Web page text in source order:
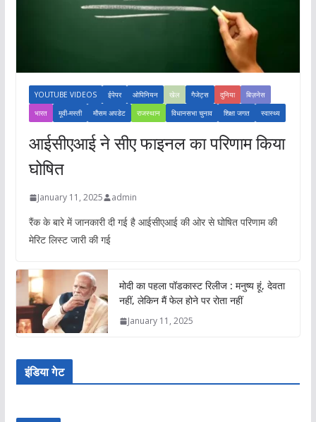
YOUTUBE VIDEOS ईपेपर ओपिनियन खेल गैजेट्स दुनिया
बिज़नेस
भारत
मूवी-मस्ती मौसम अपडेट राजस्थान विधानसभा चुनाव शिक्षा जगत स्वास्थ्य
आईसीएआई ने सीए फाइनल का परिणाम किया
घोषित
January 11, 2025 admin
रैंक के बारे में जानकारी दी गई है आईसीएआई की ओर से घोषित परिणाम की
मेरिट लिस्ट जारी की गई
मोदी का पहला पॉडकास्ट रिलीज : मनुष्य हूं, देवता
नहीं, लेकिन मैं फेल होने पर रोता नहीं
January 11, 2025
इंडिया गेट